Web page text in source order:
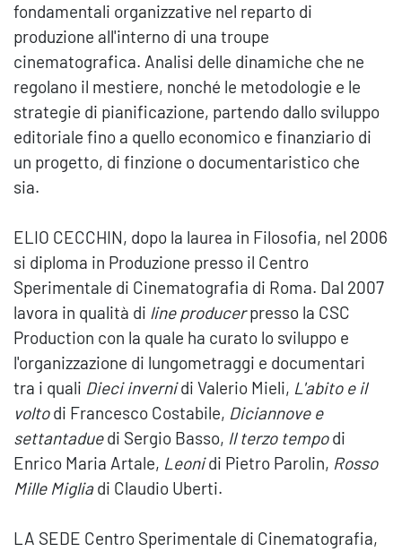
fondamentali organizzative nel reparto di
produzione all'interno di una troupe
cinematografica. Analisi delle dinamiche che ne
regolano il mestiere, nonché le metodologie e le
strategie di pianificazione, partendo dallo sviluppo
editoriale fino a quello economico e finanziario di
un progetto, di finzione o documentaristico che
sia.
ELIO CECCHIN, dopo la laurea in Filosofia, nel 2006
si diploma in Produzione presso il Centro
Sperimentale di Cinematografia di Roma. Dal 2007
lavora in qualità di line producerpresso la CSC
Production con la quale ha curato lo sviluppo e
l'organizzazione di lungometraggi e documentari
tra i quali Dieci invernidi Valerio Mieli, L'abito e il
voltodi Francesco Costabile, Diciannove e
settantaduedi Sergio Basso, Il terzo tempodi
Enrico Maria Artale, Leonidi Pietro Parolin, Rosso
Mille Migliadi Claudio Uberti.
LA SEDE Centro Sperimentale di Cinematografia,